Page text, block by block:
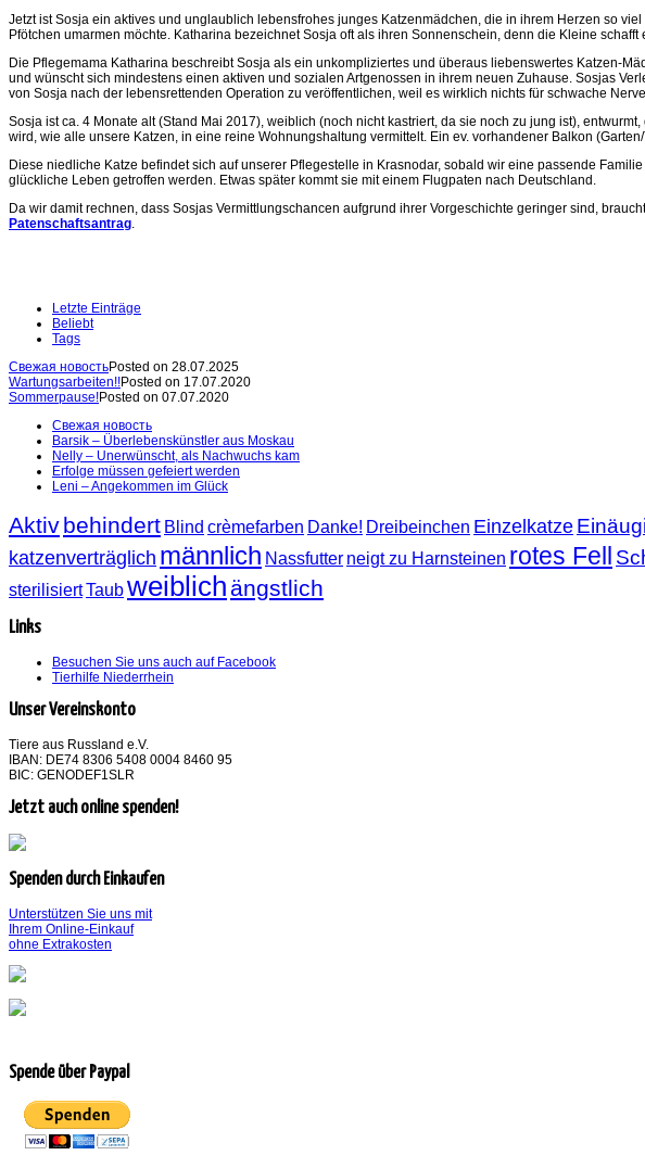
Jetzt ist Sosja ein aktives und unglaublich lebensfrohes junges Katzenmädchen, die in ihrem Herzen so
Pfötchen umarmen möchte. Katharina bezeichnet Sosja oft als ihren Sonnenschein, denn die Kleine
Die Pflegemama Katharina beschreibt Sosja als ein unkompliziertes und überaus liebenswertes Katzen-
und wünscht sich mindestens einen aktiven und sozialen Artgenossen in ihrem neuen Zuhause. Sosjas
von Sosja nach der lebensrettenden Operation zu veröffentlichen, weil es wirklich nichts für schwache
Sosja ist ca. 4 Monate alt (Stand Mai 2017), weiblich (noch nicht kastriert, da sie noch zu jung ist),
wird, wie alle unsere Katzen, in eine reine Wohnungshaltung vermittelt. Ein ev. vorhandener Balkon
Diese niedliche Katze befindet sich auf unserer Pflegestelle in Krasnodar, sobald wir eine passende
glückliche Leben getroffen werden. Etwas später kommt sie mit einem Flugpaten nach Deutschland.
Da wir damit rechnen, dass Sosjas Vermittlungschancen aufgrund ihrer Vorgeschichte geringer sind,
Patenschaftsantrag.
Letzte Einträge
Beliebt
Tags
Свежая новостьPosted on 28.07.2025
Wartungsarbeiten!!Posted on 17.07.2020
Sommerpause!Posted on 07.07.2020
Свежая новость
Barsik – Überlebenskünstler aus Moskau
Nelly – Unerwünscht, als Nachwuchs kam
Erfolge müssen gefeiert werden
Leni – Angekommen im Glück
Aktivbehindert Blind crèmefarben Danke! Dreibeinchen Einzelkatze
katzenverträglich männlich Nassfutter neigt zu Harnsteinen rotes Fell
sterilisiertTaubweiblich ängstlich
Links
Besuchen Sie uns auch auf Facebook
Tierhilfe Niederrhein
Unser Vereinskonto
Tiere aus Russland e.V.
IBAN: DE74 8306 5408 0004 8460 95
BIC: GENODEF1SLR
Jetzt auch online spenden!
Spenden durch Einkaufen
Unterstützen Sie uns mit
Ihrem Online-Einkauf
ohne Extrakosten
Spende über Paypal